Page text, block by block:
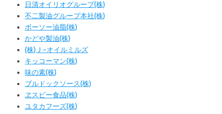
日清オイリオグループ(株)
不二製油グループ本社(株)
ボーソー油脂(株)
かどや製油(株)
(株)Ｊ−オイルミルズ
キッコーマン(株)
味の素(株)
ブルドックソース(株)
ヱスビー食品(株)
ユタカフーズ(株)